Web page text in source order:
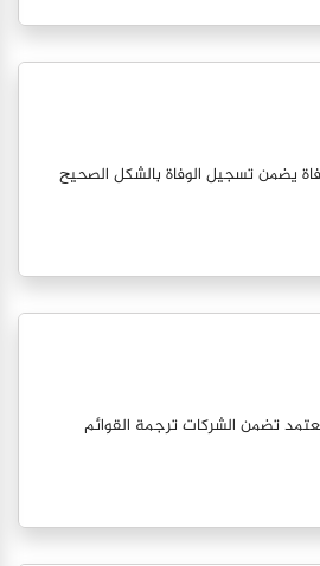
يضمن تسجيل الوفاة بالشكل الصحيح
تضمن الشركات ترجمة القوائم